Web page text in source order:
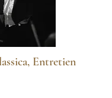
Entretien